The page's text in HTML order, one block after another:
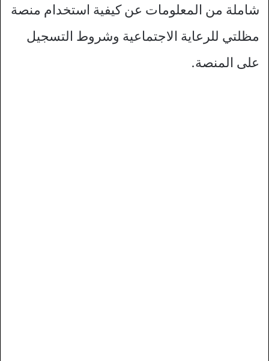
شاملة من المعلومات عن كيفية استخدام منصة
مظلتي للرعاية الاجتماعية وشروط التسجيل
على المنصة.